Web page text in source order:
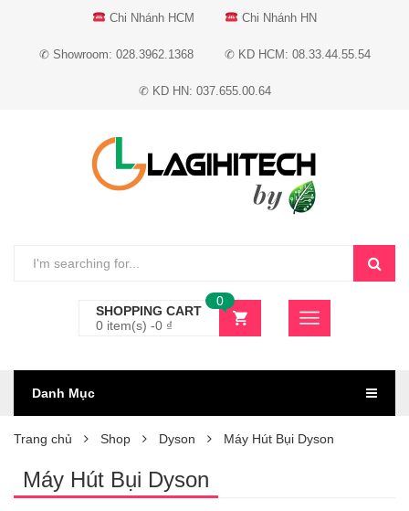
Chi Nhánh HCM Chi Nhánh HN
✆ Showroom: 028.3962.1368 ✆ KD HCM: 08.33.44.55.54
✆ KD HN: 037.655.00.64
SHOPPING CART
0 item(s) -0 ₫
0
Danh Mục
Trang chủ Shop Dyson Máy Hút Bụi Dyson
Máy Hút Bụi Dyson